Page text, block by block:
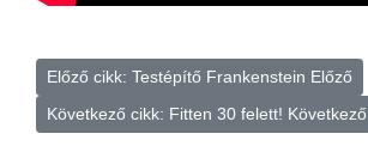
Előző cikk: Testépítő Frankenstein Előző
Következő cikk: Fitten 30 felett! Következő